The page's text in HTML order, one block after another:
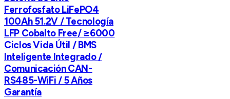
Ferrofosfato LiFePO4
100Ah 51.2V / Tecnología
LFP Cobalto Free/ ≥6000
Ciclos Vida Útil / BMS
Inteligente Integrado /
Comunicación CAN-
RS485-WiFi / 5 Años
Garantía